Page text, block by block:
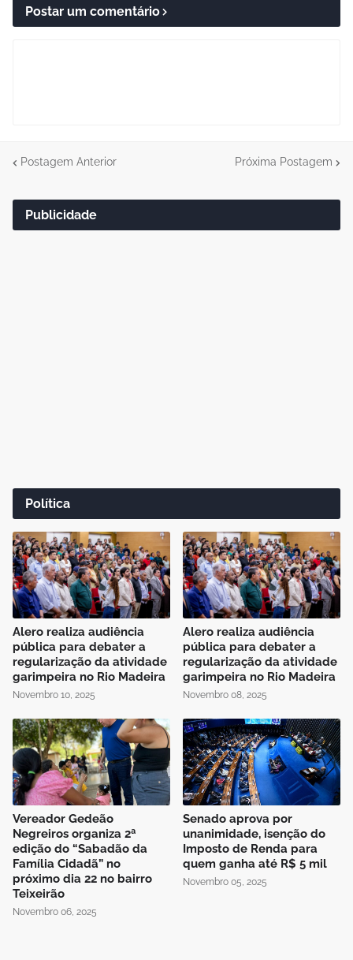
Postar um comentário
Postagem Anterior Próxima Postagem
Publicidade
Política
Alero realiza audiência
pública para debater a
regularização da atividade
garimpeira no Rio Madeira
Novembro 10, 2025
Alero realiza audiência
pública para debater a
regularização da atividade
garimpeira no Rio Madeira
Novembro 08, 2025
Vereador Gedeão
Negreiros organiza 2ª
edição do “Sabadão da
Família Cidadã” no
próximo dia 22 no bairro
Teixeirão
Novembro 06, 2025
Senado aprova por
unanimidade, isenção do
Imposto de Renda para
quem ganha até R$ 5 mil
Novembro 05, 2025